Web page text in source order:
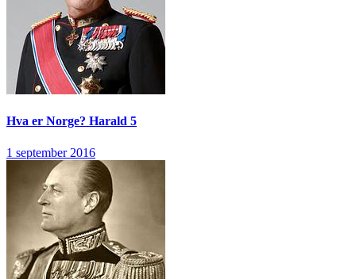
Hva er Norge? Harald 5
1 september 2016